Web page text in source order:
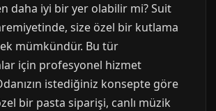
daha iyi bir yer olabilir mi? Suit
size özel bir kutlama
mümkündür. Bu tür
için profesyonel hizmet
istediğiniz konsepte göre
bir pasta siparişi, canlı müzik